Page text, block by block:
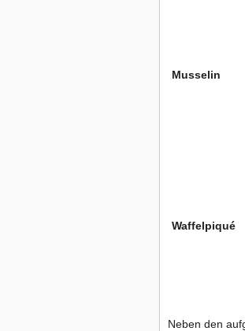
Musselin
Waffelpiqué
Neben den